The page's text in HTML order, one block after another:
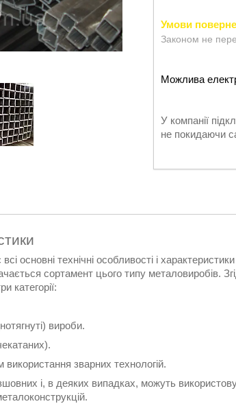
Законом не
У компанії
не покидаючи
технічні особливості і
сортамент цього типу металовиробів.
категорії:
вироби.
зварних технологій.
і, в деяких випадках, можуть